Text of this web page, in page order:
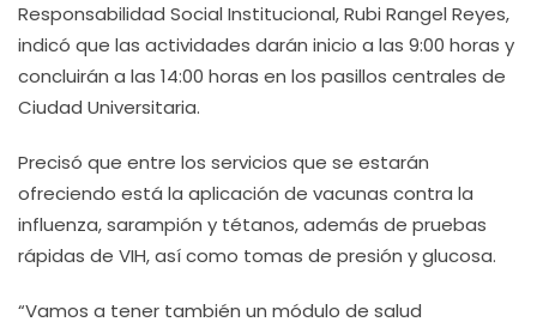
Responsabilidad Social Institucional, Rubi Rangel Reyes,
indicó que las actividades darán inicio a las 9:00 horas y
concluirán a las 14:00 horas en los pasillos centrales de
Ciudad Universitaria.
Precisó que entre los servicios que se estarán
ofreciendo está la aplicación de vacunas contra la
influenza, sarampión y tétanos, además de pruebas
rápidas de VIH, así como tomas de presión y glucosa.
“Vamos a tener también un módulo de salud